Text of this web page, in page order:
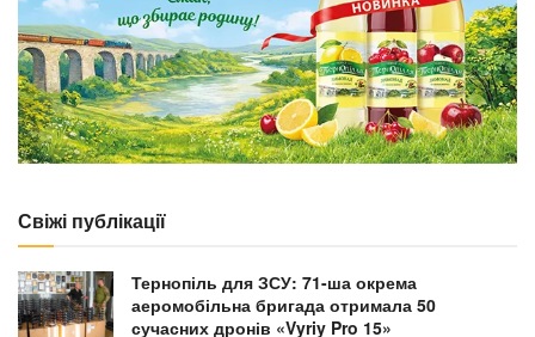
Свіжі публікації
Тернопіль для ЗСУ: 71-ша окрема
аеромобільна бригада отримала 50
сучасних дронів «Vyriy Pro 15»